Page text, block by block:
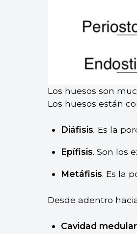
Los huesos son
Los huesos están
Diáfisis. Es la
Epífisis. Son los
Metáfisis. Es la
Desde adentro
Cavidad medular